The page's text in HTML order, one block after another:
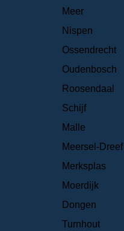
Meer
Nispen
Ossendrecht
Oudenbosch
Roosendaal
Schijf
Malle
Meersel-Dreef
Merksplas
Moerdijk
Dongen
Turnhout